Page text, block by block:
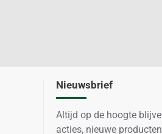
Nieuwsbrief
Altijd op de hoogte
acties, nieuwe